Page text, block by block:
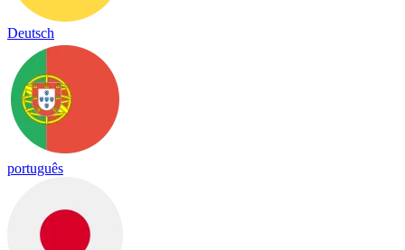
Deutsch
português